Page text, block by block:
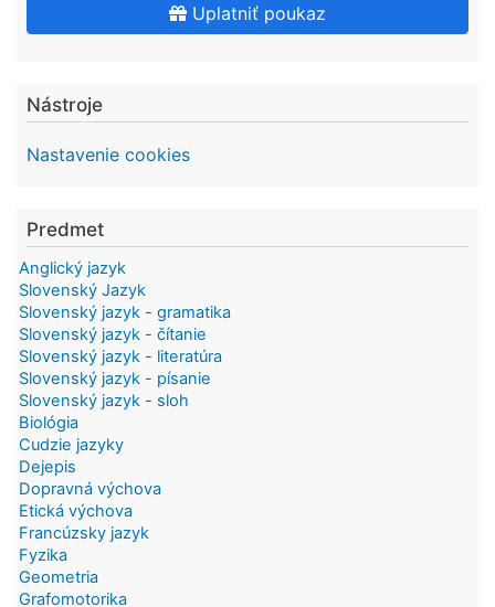
Uplatniť poukaz
Nástroje
Nastavenie cookies
Predmet
Anglický jazyk
Slovenský Jazyk
Slovenský jazyk - gramatika
Slovenský jazyk - čítanie
Slovenský jazyk - literatúra
Slovenský jazyk - písanie
Slovenský jazyk - sloh
Biológia
Cudzie jazyky
Dejepis
Dopravná výchova
Etická výchova
Francúzsky jazyk
Fyzika
Geometria
Grafomotorika